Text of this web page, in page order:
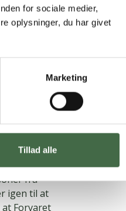
for sociale medier,
oplysninger, du har givet
Marketing
Tillad alle
ved med i
der
fra
igen til at
Forvaret